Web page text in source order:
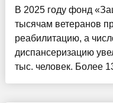
В 2025 году фонд
тысячам ветеранов
реабилитацию, а
диспансеризацию
тыс. человек. Более